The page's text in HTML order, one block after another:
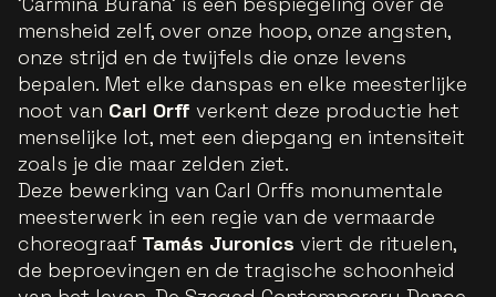
mensheid zelf, over onze hoop, onze angsten,
onze strijd en de twijfels die onze levens
bepalen. Met elke danspas en elke meesterlijke
noot van Carl Orff verkent deze productie het
menselijke lot, met een diepgang en intensiteit
zoals je die maar zelden ziet.
Deze bewerking van Carl Orffs monumentale
meesterwerk in een regie van de vermaarde
choreograaf Tamás Juronics viert de rituelen,
de beproevingen en de tragische schoonheid